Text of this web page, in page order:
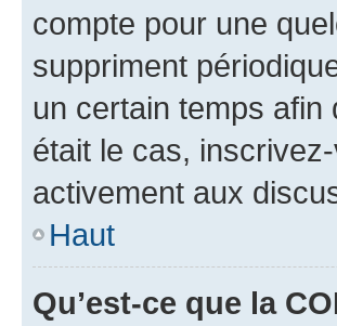
compte pour une
suppriment
un certain temps afin
était le cas,
activement aux
Haut
Qu’est-ce que la